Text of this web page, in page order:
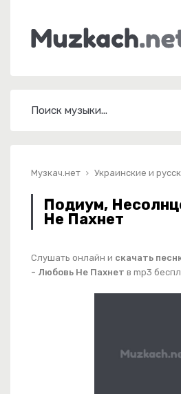
Музкач.нет Украинские и
Подиум,
Не Пахнет
Слушать онлайн и скачать
- Любовь Не Пахнет в mp3